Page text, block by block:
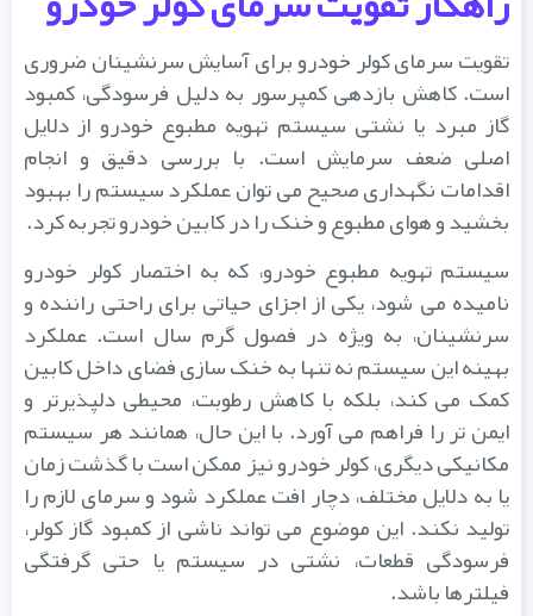
تقویت سرمای کولر خودرو برای آسایش سرنشینان ضروری
است. کاهش بازدهی کمپرسور به دلیل فرسودگی، کمبود
گاز مبرد یا نشتی سیستم تهویه مطبوع خودرو از دلایل
اصلی ضعف سرمایش است. با بررسی دقیق و انجام
اقدامات نگهداری صحیح می توان عملکرد سیستم را بهبود
بخشید و هوای مطبوع و خنک را در کابین خودرو تجربه کرد.
سیستم تهویه مطبوع خودرو، که به اختصار کولر خودرو
نامیده می شود، یکی از اجزای حیاتی برای راحتی راننده و
سرنشینان، به ویژه در فصول گرم سال است. عملکرد
بهینه این سیستم نه تنها به خنک سازی فضای داخل کابین
کمک می کند، بلکه با کاهش رطوبت، محیطی دلپذیرتر و
ایمن تر را فراهم می آورد. با این حال، همانند هر سیستم
مکانیکی دیگری، کولر خودرو نیز ممکن است با گذشت زمان
یا به دلایل مختلف، دچار افت عملکرد شود و سرمای لازم را
تولید نکند. این موضوع می تواند ناشی از کمبود گاز کولر،
فرسودگی قطعات، نشتی در سیستم یا حتی گرفتگی
فیلترها باشد.